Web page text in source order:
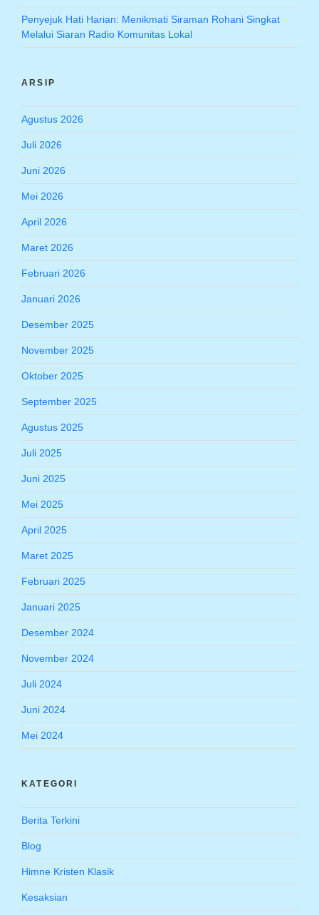
Penyejuk Hati Harian: Menikmati Siraman Rohani Singkat
Melalui Siaran Radio Komunitas Lokal
ARSIP
Agustus 2026
Juli 2026
Juni 2026
Mei 2026
April 2026
Maret 2026
Februari 2026
Januari 2026
Desember 2025
November 2025
Oktober 2025
September 2025
Agustus 2025
Juli 2025
Juni 2025
Mei 2025
April 2025
Maret 2025
Februari 2025
Januari 2025
Desember 2024
November 2024
Juli 2024
Juni 2024
Mei 2024
KATEGORI
Berita Terkini
Blog
Himne Kristen Klasik
Kesaksian